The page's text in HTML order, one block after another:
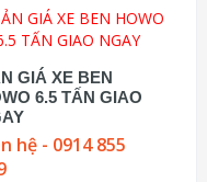
GIÁ XE BEN
6.5 TẤN GIAO
hệ - 0914 855